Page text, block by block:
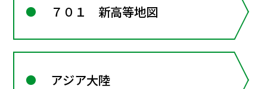
７０１ 新高等地図
アジア大陸